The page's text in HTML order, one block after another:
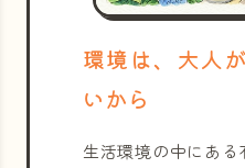
環境は、大人
いから
生活環境の中にあ